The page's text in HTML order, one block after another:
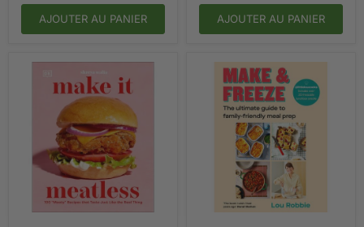
AJOUTER AU PANIER AJOUTER AU PANIER